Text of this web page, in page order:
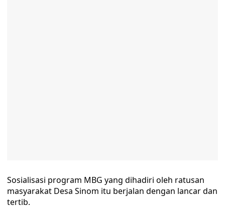
Sosialisasi program MBG yang dihadiri oleh ratusan
masyarakat Desa Sinom itu berjalan dengan lancar dan
tertib.